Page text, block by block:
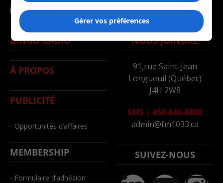
- Sports
BINGO RADIO
À PROPOS
PUBLICITÉ
- Opportunités d’affaires
MEMBERSHIP
- Formulaire d’adhésion
NOUS JOINDRE
91,rue Saint-Jean
Longueuil (Québec)
J4H 2W8
SMS | 450-646-6800
admin@fm1033.ca
SUIVEZ-NOUS
Gérer vos préférences